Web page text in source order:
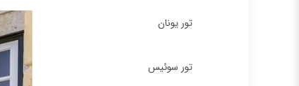
تور یونان
تور سوئیس